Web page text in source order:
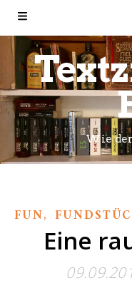
Wie
FUN,
Eine